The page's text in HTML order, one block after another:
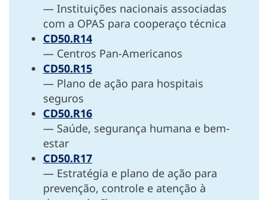
— Instituições nacionais associadas
com a OPAS para cooperaço técnica
CD50.R14
— Centros Pan-Americanos
CD50.R15
— Plano de ação para hospitais
seguros
CD50.R16
— Saúde, segurança humana e bem-
estar
CD50.R17
— Estratégia e plano de ação para
prevenção, controle e atenção à